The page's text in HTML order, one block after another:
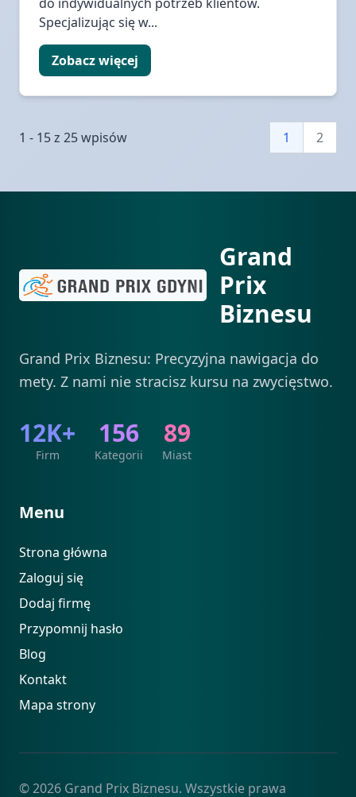
Specjalizując się w...
Zobacz więcej
1 - 15 z 25 wpisów 1 2
Grand
Prix
Biznesu
Grand Prix Biznesu: Precyzyjna nawigacja do
mety. Z nami nie stracisz kursu na zwycięstwo.
12K+
Firm
156
Kategorii
89
Miast
Menu
Strona główna
Zaloguj się
Dodaj firmę
Przypomnij hasło
Blog
Kontakt
Mapa strony
© 2026 Grand Prix Biznesu. Wszystkie prawa